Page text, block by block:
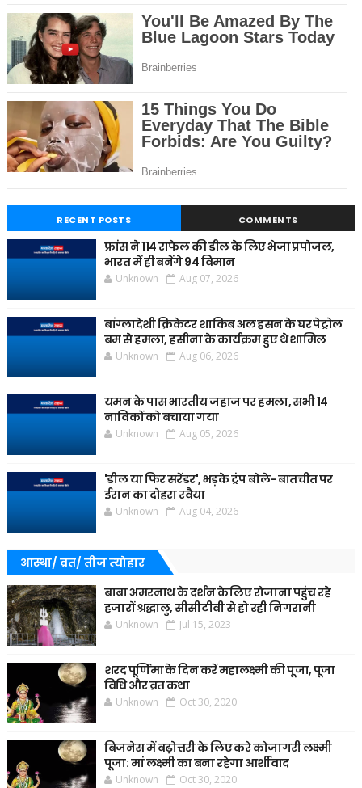
RECENT POSTS COMMENTS
फ्रांस ने 114 राफेल की डील के लिए भेजा प्रपोजल,
भारत में ही बनेंगे 94 विमान
Unknown Aug 07, 2026
बांग्लादेशी क्रिकेटर शाकिब अल हसन के घर पेट्रोल
बम से हमला, हसीना के कार्यक्रम हुए थे शामिल
Unknown Aug 06, 2026
यमन के पास भारतीय जहाज पर हमला, सभी 14
नाविकों को बचाया गया
Unknown Aug 05, 2026
'डील या फिर सरेंडर', भड़के ट्रंप बोले- बातचीत पर
ईरान का दोहरा रवैया
Unknown Aug 04, 2026
आस्था/ व्रत/ तीज त्‍योहार
बाबा अमरनाथ के दर्शन के लिए रोजाना पहुंच रहे
हजारों श्रद्धालु, सीसीटीवी से हो रही निगरानी
Unknown Jul 15, 2023
शरद पूर्णिमा के दिन करें महालक्ष्मी की पूजा, पूजा
विधि और व्रत कथा
Unknown Oct 30, 2020
बिजनेस में बढ़ोत्तरी के लिए करे कोजागरी लक्ष्मी
पूजा: मां लक्ष्मी का बना रहेगा आर्शीवाद
Unknown Oct 30, 2020